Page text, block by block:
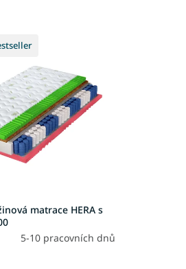
matrace HERA s
5-10 pracovních dnů